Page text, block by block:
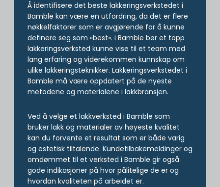
Å identifisere det beste lakkeringsverkstedet i
Bamble kan være en utfordring, da det er flere
nøkkelfaktorer som er avgjørende for å kunne
definere seg som «best». i Bamble bør et topp
lakkeringsverksted kunne vise til et team med
lang erfaring og viderekommen kunnskap om
ulike lakkeringsteknikker. Lakkeringsverkstedet i
Bamble må være oppdatert på de nyeste
metodene og materialene i lakkbransjen.
Ved å velge et lakkverksted i Bamble som
bruker lakk og materialer av høyeste kvalitet
kan du forvente et resultat som er både varig
og estetisk tiltalende. Kundetilbakemeldinger og
omdømmet til et verksted i Bamble gir også
gode indikasjoner på hvor pålitelige de er og
hvordan kvaliteten på arbeidet er.